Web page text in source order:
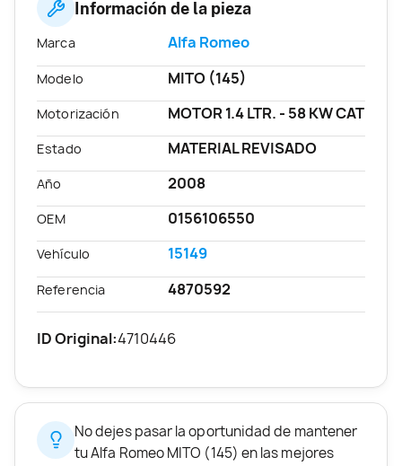
Información de la pieza
Marca Alfa Romeo
Modelo MITO (145)
Motorización MOTOR 1.4 LTR. - 58 KW CAT
Estado MATERIAL REVISADO
Año 2008
OEM 0156106550
Vehículo 15149
Referencia 4870592
ID Original:4710446
No dejes pasar la oportunidad de mantener
tu Alfa Romeo MITO (145) en las mejores